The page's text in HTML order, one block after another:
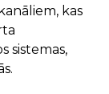
kas
sistemas,